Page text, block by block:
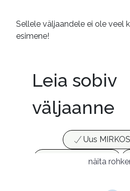
Sellele väljaandele ei ole veel
esimene!
Leia sobiv
väljaanne
Uus
Populaarsed (25)
näita